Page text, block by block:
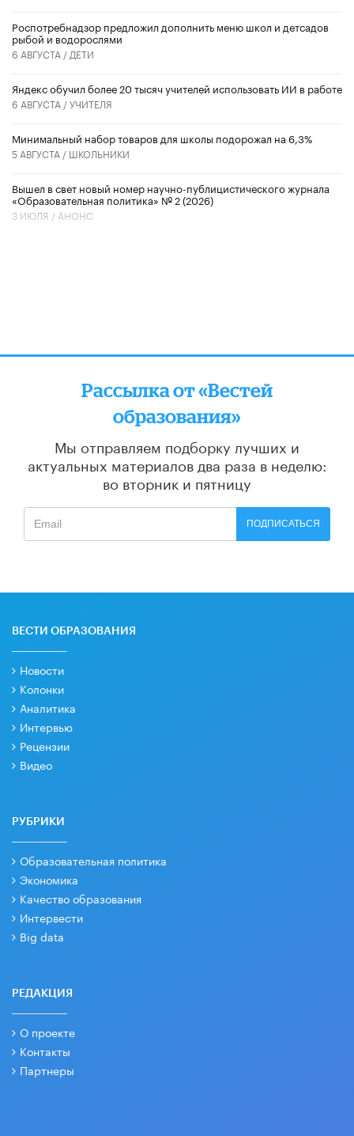
Роспотребнадзор предложил дополнить меню школ и детсадов
рыбой и водорослями
6 АВГУСТА / ДЕТИ
​Яндекс обучил более 20 тысяч учителей использовать ИИ в работе
6 АВГУСТА /УЧИТЕЛЯ
Минимальный набор товаров для школы подорожал на 6,3%
5 АВГУСТА / ШКОЛЬНИКИ
Вышел в свет новый номер научно-публицистического журнала
«Образовательная политика» № 2 (2026)
3 ИЮЛЯ / АНОНС
Рассылка от «Вестей
образования»
Мы отправляем подборку лучших и
актуальных материалов два раза в неделю:
во вторник и пятницу
ПОДПИСАТЬСЯ
ВЕСТИ ОБРАЗОВАНИЯ
Новости
Колонки
Аналитика
Интервью
Рецензии
Видео
РУБРИКИ
Образовательная политика
Экономика
Качество образования
Интервести
Big data
РЕДАКЦИЯ
О проекте
Контакты
Партнеры